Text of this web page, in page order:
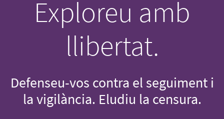
Exploreu amb
llibertat.
Defenseu-vos contra el seguiment i
la vigilància. Eludiu la censura.